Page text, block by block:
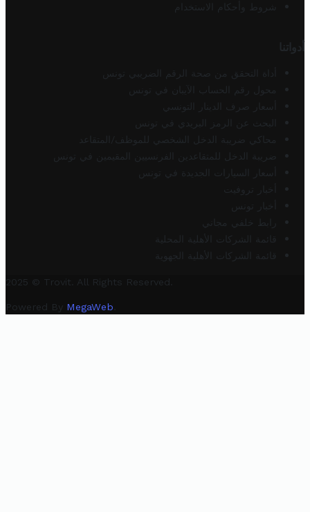
شروط وأحكام الاستخدام
أدواتنا
أداة التحقق من صحة الرقم الضريبي تونس
محول رقم الحساب الآيبان في تونس
أسعار صرف الدينار التونسي
البحث عن الرمز البريدي في تونس
محاكي ضريبة الدخل الشخصي للموظف/المتقاعد
ضريبة الدخل للمتقاعدين الفرنسيين المقيمين في تونس
أسعار السيارات الجديدة في تونس
أخبار تروفيت
أخبار تونس
رابط خلفي مجاني
قائمة الشركات الأهلية المحلية
قائمة الشركات الأهلية الجهوية
2025 © Trovit. All Rights Reserved.
Powered By MegaWeb